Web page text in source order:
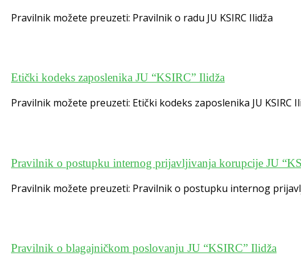
Pravilnik možete preuzeti: Pravilnik o radu JU KSIRC Ilidža
Etički kodeks zaposlenika JU “KSIRC” Ilidža
Pravilnik možete preuzeti: Etički kodeks zaposlenika JU KSIRC
Pravilnik o postupku internog prijavljivanja korupcije JU
Pravilnik možete preuzeti: Pravilnik o postupku internog
Pravilnik o blagajničkom poslovanju JU “KSIRC” Ilidža